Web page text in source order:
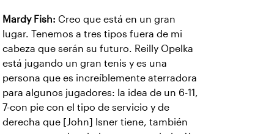
Mardy Fish: Creo que está en un gran
lugar. Tenemos a tres tipos fuera de mi
cabeza que serán su futuro. Reilly Opelka
está jugando un gran tenis y es una
persona que es increíblemente aterradora
para algunos jugadores: la idea de un 6-11,
7-con pie con el tipo de servicio y de
derecha que [John] Isner tiene, también